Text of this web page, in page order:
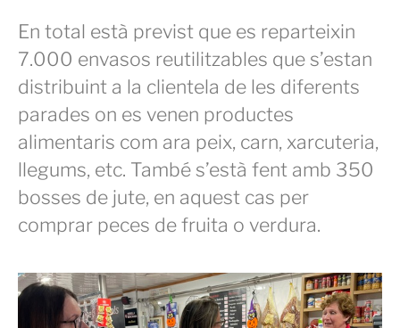
En total està previst que es reparteixin
7.000 envasos reutilitzables que s’estan
distribuint a la clientela de les diferents
parades on es venen productes
alimentaris com ara peix, carn, xarcuteria,
llegums, etc. També s’està fent amb 350
bosses de jute, en aquest cas per
comprar peces de fruita o verdura.